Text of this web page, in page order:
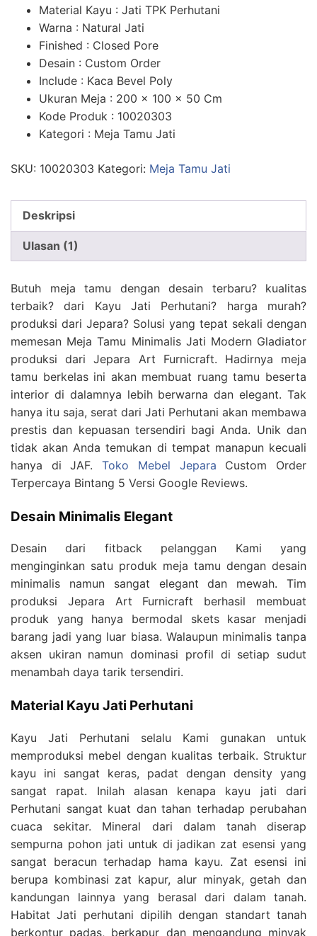
Material Kayu : Jati TPK Perhutani
Warna : Natural Jati
Finished : Closed Pore
Desain : Custom Order
Include : Kaca Bevel Poly
Ukuran Meja : 200 x 100 x 50 Cm
Kode Produk : 10020303
Kategori : Meja Tamu Jati
SKU: 10020303 Kategori: Meja Tamu Jati
Deskripsi
Ulasan (1)
Butuh meja tamu dengan desain terbaru? kualitas
terbaik? dari Kayu Jati Perhutani? harga murah?
produksi dari Jepara? Solusi yang tepat sekali dengan
memesan Meja Tamu Minimalis Jati Modern Gladiator
produksi dari Jepara Art Furnicraft. Hadirnya meja
tamu berkelas ini akan membuat ruang tamu beserta
interior di dalamnya lebih berwarna dan elegant. Tak
hanya itu saja, serat dari Jati Perhutani akan membawa
prestis dan kepuasan tersendiri bagi Anda. Unik dan
tidak akan Anda temukan di tempat manapun kecuali
hanya di JAF.Toko Mebel Jepara Custom Order
Terpercaya Bintang 5 Versi Google Reviews.
Desain Minimalis Elegant
Desain dari fitback pelanggan Kami yang
menginginkan satu produk meja tamu dengan desain
minimalis namun sangat elegant dan mewah. Tim
produksi Jepara Art Furnicraft berhasil membuat
produk yang hanya bermodal skets kasar menjadi
barang jadi yang luar biasa. Walaupun minimalis tanpa
aksen ukiran namun dominasi profil di setiap sudut
menambah daya tarik tersendiri.
Material Kayu Jati Perhutani
Kayu Jati Perhutani selalu Kami gunakan untuk
memproduksi mebel dengan kualitas terbaik. Struktur
kayu ini sangat keras, padat dengan density yang
sangat rapat. Inilah alasan kenapa kayu jati dari
Perhutani sangat kuat dan tahan terhadap perubahan
cuaca sekitar. Mineral dari dalam tanah diserap
sempurna pohon jati untuk di jadikan zat esensi yang
sangat beracun terhadap hama kayu. Zat esensi ini
berupa kombinasi zat kapur, alur minyak, getah dan
kandungan lainnya yang berasal dari dalam tanah.
Habitat Jati perhutani dipilih dengan standart tanah
berkontur padas, berkapur dan mengandung minyak